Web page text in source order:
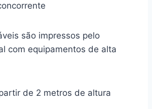
são impressos pelo
com equipamentos de alta
de 2 metros de altura